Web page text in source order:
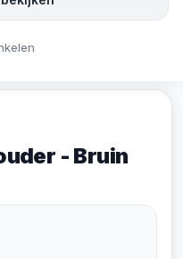
- Bruin